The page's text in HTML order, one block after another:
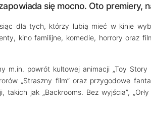
się mocno. Oto premiery,
dla tych, którzy lubią mieć w kinie
kino familijne, komedie, horrory oraz
m.in. powrót kultowej animacji „Toy Story
„Straszny film” oraz przygodowe
takich jak „Backrooms. Bez wyjścia”,